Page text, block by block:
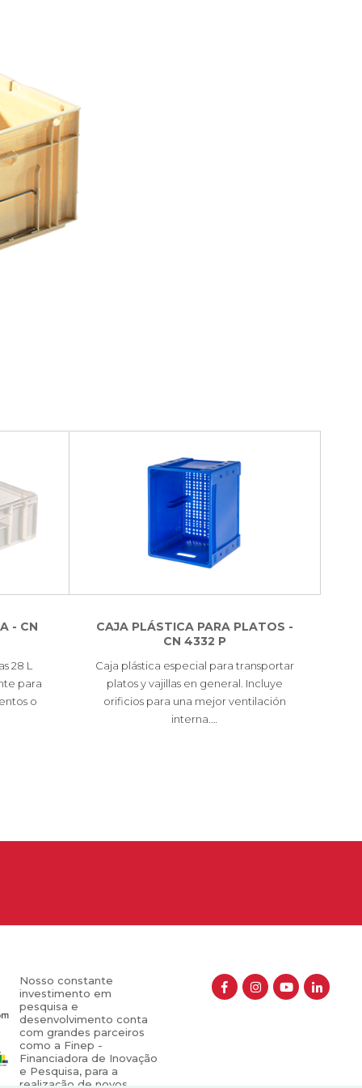
- CN
28 L
para
o
CAJA PLÁSTICA PARA PLATOS -
CN 4332 P
Caja plástica especial para transportar
platos y vajillas en general. Incluye
orificios para una mejor ventilación
interna.…
Nosso constante
investimento em
pesquisa e
desenvolvimento conta
com grandes parceiros
como a Finep -
Financiadora de Inovação
e Pesquisa, para a
realização de novos